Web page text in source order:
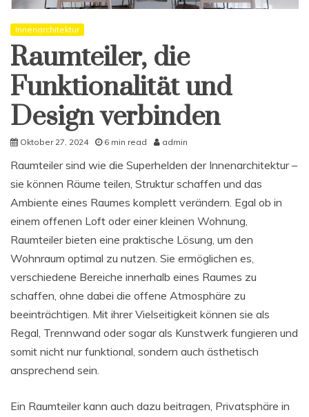
Innenarchitektur
Raumteiler, die
Funktionalität und
Design verbinden
Oktober 27, 2024 6 min read admin
Raumteiler sind wie die Superhelden der Innenarchitektur –
sie können Räume teilen, Struktur schaffen und das
Ambiente eines Raumes komplett verändern. Egal ob in
einem offenen Loft oder einer kleinen Wohnung,
Raumteiler bieten eine praktische Lösung, um den
Wohnraum optimal zu nutzen. Sie ermöglichen es,
verschiedene Bereiche innerhalb eines Raumes zu
schaffen, ohne dabei die offene Atmosphäre zu
beeinträchtigen. Mit ihrer Vielseitigkeit können sie als
Regal, Trennwand oder sogar als Kunstwerk fungieren und
somit nicht nur funktional, sondern auch ästhetisch
ansprechend sein.
Ein Raumteiler kann auch dazu beitragen, Privatsphäre in